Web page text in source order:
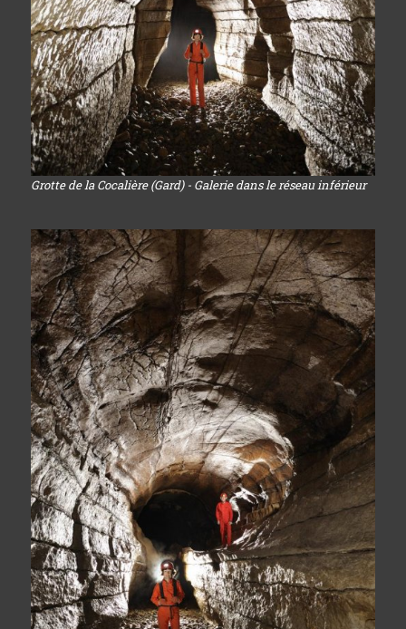
Grotte de la Cocalière (Gard) - Galerie dans le réseau inférieur